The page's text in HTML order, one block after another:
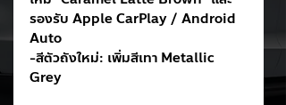
รองรับ Apple CarPlay / Android
Auto
-สีตัวถังใหม่: เพิ่มสีเทา Metallic
Grey